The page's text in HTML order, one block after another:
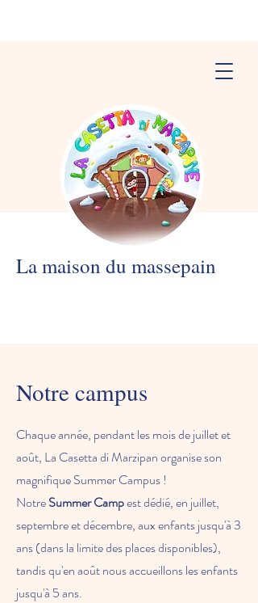
La maison du massepain
Notre campus
Chaque année, pendant les mois de juillet et
août, La Casetta di Marzipan organise son
magnifique Summer Campus !
NotreSummer Campest dédié, en juillet,
septembre et décembre, aux enfants jusqu'à 3
ans (dans la limite des places disponibles),
tandis qu'en août nous accueillons les enfants
jusqu'à 5 ans.